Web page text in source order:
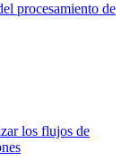
procesamiento de
los flujos de